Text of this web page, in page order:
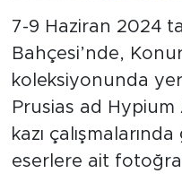
7-9 Haziran 2024
Bahçesi’nde,
koleksiyonunda
Prusias ad
kazı
eserlere ait